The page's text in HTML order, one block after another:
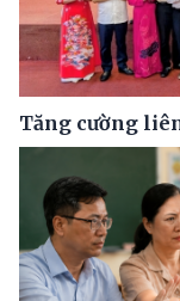
Tăng cường